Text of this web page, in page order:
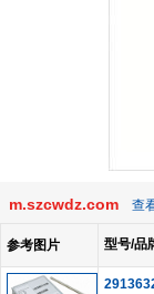
m.szcwdz.com 查
参考图片 型号/品